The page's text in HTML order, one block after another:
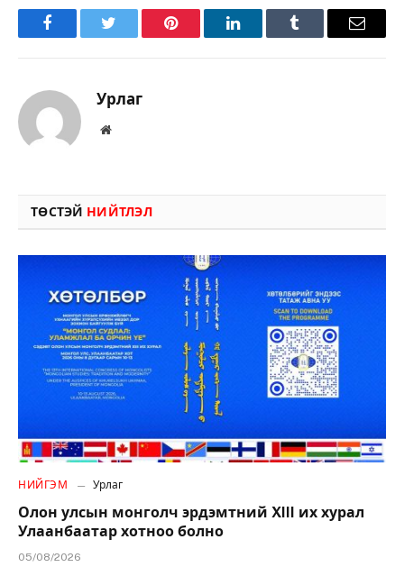
FacebookTwitter Pinterest LinkedInTumblr Имэйл
Урлаг
Вэбсайт
ТӨСТЭЙ НИЙТЛЭЛ
НИЙГЭМ Урлаг
Олон улсын монголч эрдэмтний XIII их хурал
Улаанбаатар хотноо болно
05/08/2026